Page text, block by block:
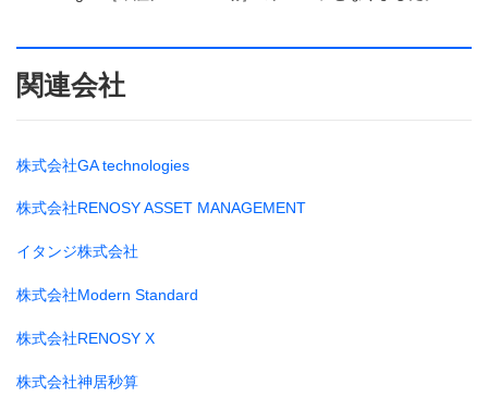
関連会社
株式会社GA technologies
株式会社RENOSY ASSET MANAGEMENT
イタンジ株式会社
株式会社Modern Standard
株式会社RENOSY X
株式会社神居秒算